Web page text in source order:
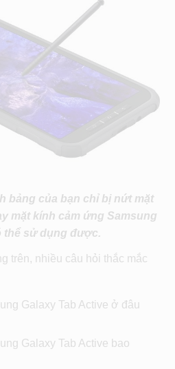
bảng của bạn chỉ bị nứt mặt
mặt kính cảm ứng Samsung
thể sử dụng được.
trên, nhiều câu hỏi thắc mắc
Galaxy Tab Active ở đâu
Galaxy Tab Active bao